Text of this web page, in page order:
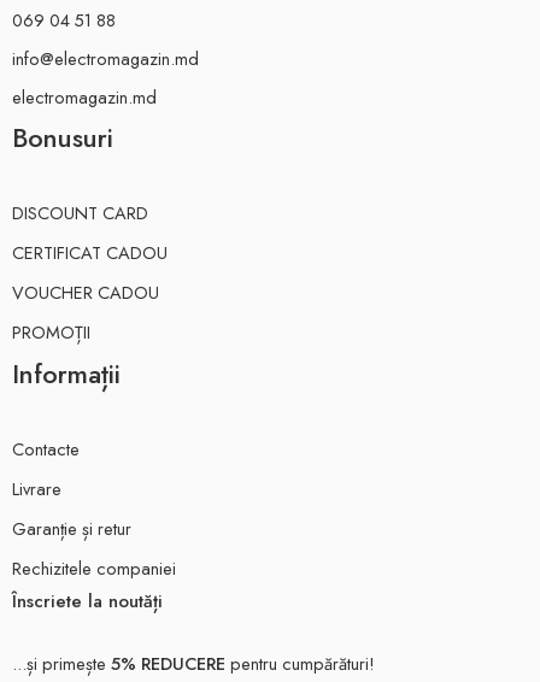
069 04 51 88
info@electromagazin.md
electromagazin.md
Bonusuri
DISCOUNT CARD
CERTIFICAT CADOU
VOUCHER CADOU
PROMOȚII
Informații
Contacte
Livrare
Garanție și retur
Rechizitele companiei
Înscriete la noutăți
...și primește 5% REDUCERE pentru cumpărături!